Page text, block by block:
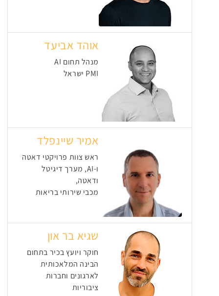
אוהד אביעד
מנהל תחום AI
PMI ישראל
אמיר שיינפלד
ראש צוות פרויקטי דאטה
ו-AI, מערך דיגיטל
ודאטה,
מכבי שירותי בריאות
שגיא בר און
חוקר ויועץ בכיר בתחום
הבינה המלאכותית
לארגונים וחברות
ציבוריות